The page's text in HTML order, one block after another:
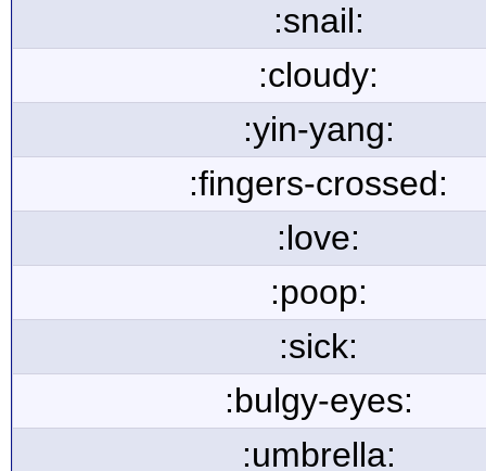
:snail:
:cloudy:
:yin-yang:
:fingers-crossed:
:love:
:poop:
:sick:
:bulgy-eyes:
:umbrella: